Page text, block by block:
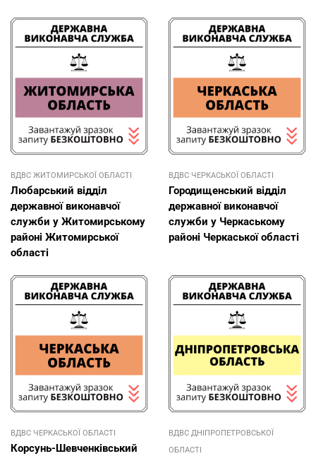
ВДВС ЖИТОМИРСЬКОЇ ОБЛАСТІ
Любарський відділ
державної виконавчої
служби у Житомирському
районі Житомирської
області
ВДВС ЧЕРКАСЬКОЇ ОБЛАСТІ
Городищенський відділ
державної виконавчої
служби у Черкаському
районі Черкаської області
ВДВС ЧЕРКАСЬКОЇ ОБЛАСТІ
Корсунь-Шевченківський
ВДВС ДНІПРОПЕТРОВСЬКОЇ
ОБЛАСТІ